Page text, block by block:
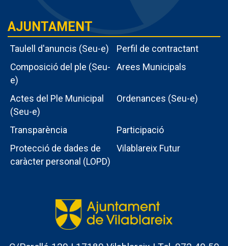
Menu
intern
ajuntament
AJUNTAMENT
Taulell d'anuncis (Seu-e)
Perfil de contractant
Composició del ple (Seu-
e)
Arees Municipals
Actes del Ple Municipal
(Seu-e)
Ordenances (Seu-e)
Transparència
Participació
Protecció de dades de
caràcter personal (LOPD)
Vilablareix Futur